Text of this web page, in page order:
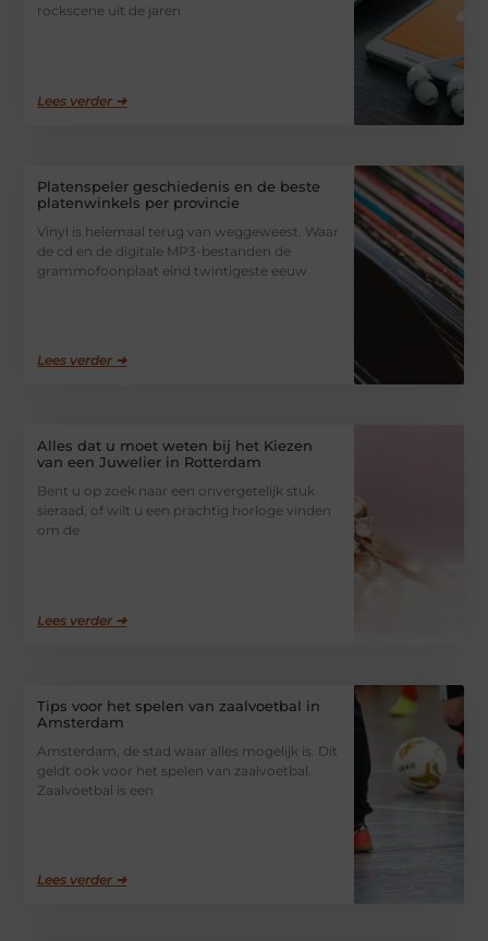
rockscene uit de jaren
Lees verder ➜
Platenspeler geschiedenis en de beste
platenwinkels per provincie
Vinyl is helemaal terug van weggeweest. Waar
de cd en de digitale MP3-bestanden de
grammofoonplaat eind twintigeste eeuw
Lees verder ➜
Alles dat u moet weten bij het Kiezen
van een Juwelier in Rotterdam
Bent u op zoek naar een onvergetelijk stuk
sieraad, of wilt u een prachtig horloge vinden
om de
Lees verder ➜
Tips voor het spelen van zaalvoetbal in
Amsterdam
Amsterdam, de stad waar alles mogelijk is. Dit
geldt ook voor het spelen van zaalvoetbal.
Zaalvoetbal is een
Lees verder ➜